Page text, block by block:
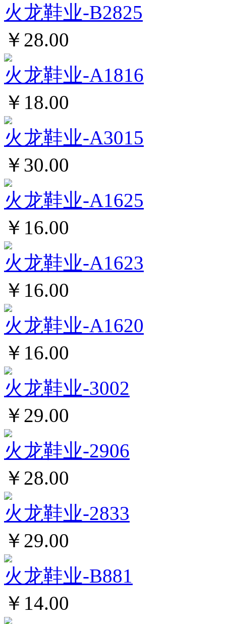
火龙鞋业-B2825
￥28.00
火龙鞋业-A1816
￥18.00
火龙鞋业-A3015
￥30.00
火龙鞋业-A1625
￥16.00
火龙鞋业-A1623
￥16.00
火龙鞋业-A1620
￥16.00
火龙鞋业-3002
￥29.00
火龙鞋业-2906
￥28.00
火龙鞋业-2833
￥29.00
火龙鞋业-B881
￥14.00